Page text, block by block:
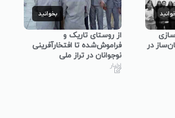
بخوانید
تاریک و
تا افتخارآفرینی
تراز ملی
برگزاری حسینیه گفتمان
آبیک با محوریت بیانیه
دوم انقلاب